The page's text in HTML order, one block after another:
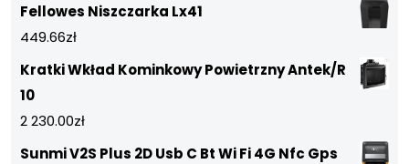
Fellowes Niszczarka Lx41
449.66zł
Kratki Wkład Kominkowy Powietrzny Antek/R
10
2 230.00zł
Sunmi V2S Plus 2D Usb C Bt Wi Fi 4G Nfc Gps